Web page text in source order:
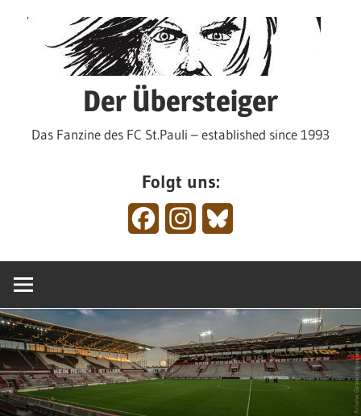
Der Übersteiger
Das Fanzine des FC St.Pauli – established since 1993
Folgt uns:
FacebookInstagram